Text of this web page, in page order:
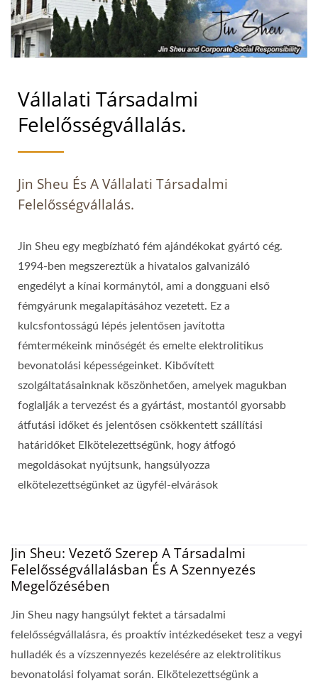
Vállalati Társadalmi
Felelősségvállalás.
Jin Sheu És A Vállalati Társadalmi
Felelősségvállalás.
Jin Sheu egy megbízható fém ajándékokat gyártó cég.
1994-ben megszereztük a hivatalos galvanizáló
engedélyt a kínai kormánytól, ami a dongguani első
fémgyárunk megalapításához vezetett. Ez a
kulcsfontosságú lépés jelentősen javította
fémtermékeink minőségét és emelte elektrolitikus
bevonatolási képességeinket. Kibővített
szolgáltatásainknak köszönhetően, amelyek magukban
foglalják a tervezést és a gyártást, mostantól gyorsabb
átfutási időket és jelentősen csökkentett szállítási
határidőket Elkötelezettségünk, hogy átfogó
megoldásokat nyújtsunk, hangsúlyozza
elkötelezettségünket az ügyfél-elvárások
Jin Sheu: Vezető Szerep A Társadalmi
Felelősségvállalásban És A Szennyezés
Megelőzésében
Jin Sheu nagy hangsúlyt fektet a társadalmi
felelősségvállalásra, és proaktív intézkedéseket tesz a vegyi
hulladék és a vízszennyezés kezelésére az elektrolitikus
bevonatolási folyamat során. Elkötelezettségünk a